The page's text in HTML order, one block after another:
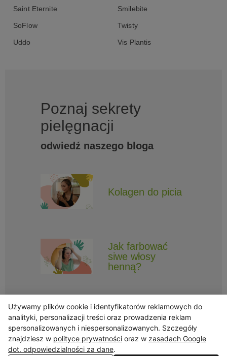
Saint Eternite Smilebite
SoFlow Twisty
Uddo Vis Plantis
Poznaj sekrety
pielęgnacji
odwiedź naszego bloga
Kolagen do picia
Jak farbować
siwe włosy
henną?
Obserwuj Triny, by nie ominęły Cię najlepsze promocje i informacje
o nowościach.
Używamy plików cookie i identyfikatorów reklamowych do
analityki, personalizacji treści oraz prowadzenia reklam
spersonalizowanych i niespersonalizowanych. Szczegóły
znajdziesz w polityce prywatności oraz w zasadach Google
dot. odpowiedzialności za dane.